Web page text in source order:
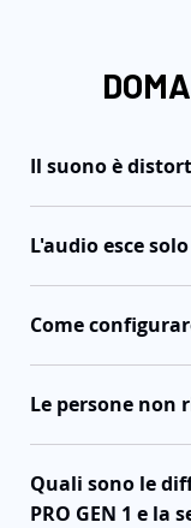
Il suono è
L'audio esce
Come
Le persone non
Quali sono le
PRO GEN 1 e la